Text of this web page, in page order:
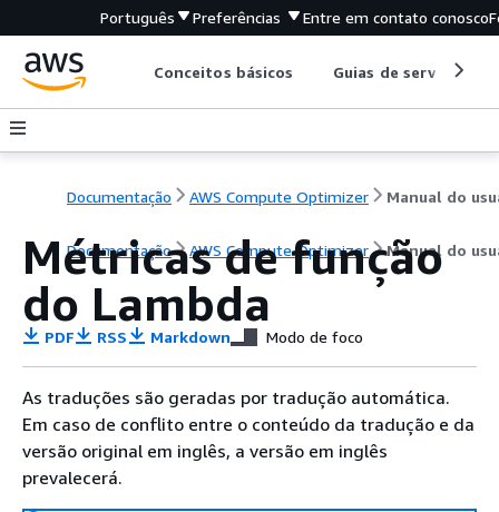
Português Preferências Entre em contato conosco
Conceitos básicos Guias de serviço
Documentação AWS Compute Optimizer
Documentação AWS Compute Optimizer Manual do
Métricas de função
do Lambda
PDF RSS Markdown Modo de foco
As traduções são geradas por tradução automática.
Em caso de conflito entre o conteúdo da tradução e da
versão original em inglês, a versão em inglês
prevalecerá.